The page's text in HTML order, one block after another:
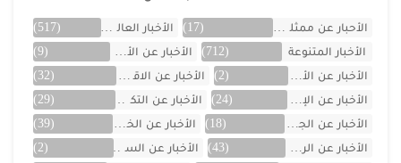
الأحبار عن ممثلين الخليج (17) الأخبار العالمية
(517)
الأخبار المتنوعة
(712) الأخبار عن الأردن
(9)
الأخبار عن الأفلام
(2) الأخبار عن الاقتصاد
(32)
الأخبار عن الإمارات
(24) الأخبار عن التكنولوجيا
(29)
الأخبار عن الجزائر
(18) الأخبار عن الخليج
(39)
الأخبار عن الرياضة
(43) الأخبار عن السعودية
(2)